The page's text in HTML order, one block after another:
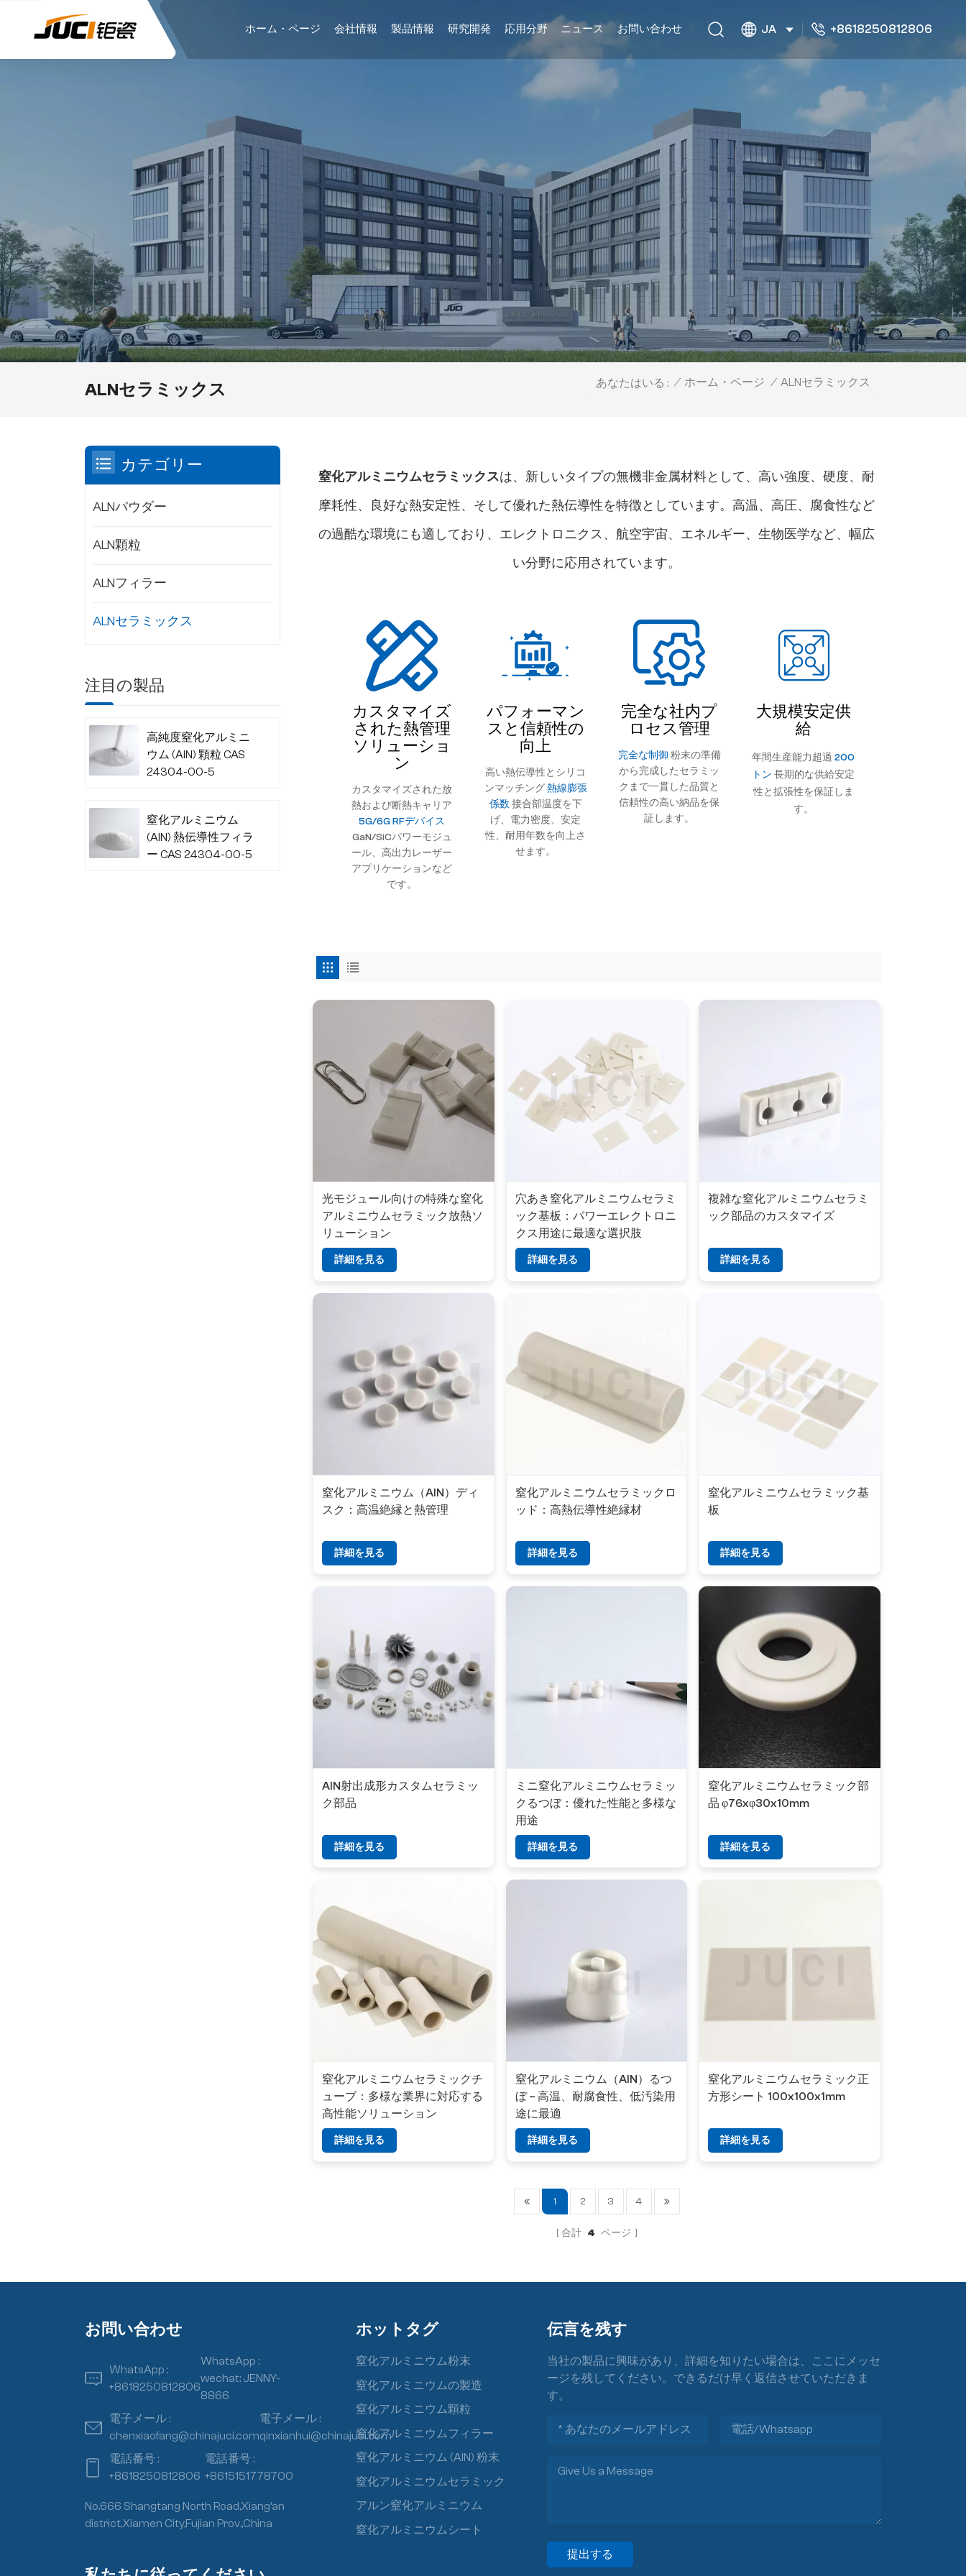
ホーム・ページ 会社情報 製品情報 研究開発 応用分野 ニュース お問い合わせ JA +8618250812806
ALNセラミックス あなたはいる : / ホーム・ページ / ALNセラミックス
窒化アルミニウムセラミックスは、新しいタイプの無機非金属材料として、高い強度、硬度、耐
摩耗性、良好な熱安定性、そして優れた熱伝導性を特徴としています。高温、高圧、腐食性など
の過酷な環境にも適しており、エレクトロニクス、航空宇宙、エネルギー、生物医学など、幅広
い分野に応用されています。
カスタマイズ
された熱管理
ソリューショ
ン
カスタマイズされた放
熱および断熱キャリア
5G/6G RFデバイス
GaN/SiCパワーモジュ
ール、高出力レーザー
アプリケーションなど
です。
パフォーマン
スと信頼性の
向上
高い熱伝導性とシリコ
ンマッチング熱線膨張
係数 接合部温度を下
げ、電力密度、安定
性、耐用年数を向上さ
せます。
完全な社内プ
ロセス管理
完全な制御 粉末の準備
から完成したセラミッ
クまで一貫した品質と
信頼性の高い納品を保
証します。
大規模安定供
給
年間生産能力超過200
トン 長期的な供給安定
性と拡張性を保証しま
す。
光モジュール向けの特殊な窒化
アルミニウムセラミック放熱ソ
リューション
詳細を見る
穴あき窒化アルミニウムセラミ
ック基板：パワーエレクトロニ
クス用途に最適な選択肢
詳細を見る
複雑な窒化アルミニウムセラミ
ック部品のカスタマイズ
詳細を見る
窒化アルミニウム（AlN）ディ
スク：高温絶縁と熱管理
詳細を見る
窒化アルミニウムセラミックロ
ッド：高熱伝導性絶縁材
詳細を見る
窒化アルミニウムセラミック基
板
詳細を見る
AlN射出成形カスタムセラミッ
ク部品
詳細を見る
ミニ窒化アルミニウムセラミッ
クるつぼ：優れた性能と多様な
用途
詳細を見る
窒化アルミニウムセラミック部
品 φ76xφ30x10mm
詳細を見る
窒化アルミニウムセラミックチ
ューブ：多様な業界に対応する
高性能ソリューション
詳細を見る
窒化アルミニウム（AlN）るつ
ぼ – 高温、耐腐食性、低汚染用
途に最適
詳細を見る
窒化アルミニウムセラミック正
方形シート 100x100x1mm
詳細を見る
1 2 3 4
合計 4 ページ
カテゴリー
ALNパウダー
ALN顆粒
ALNフィラー
ALNセラミックス
注目の製品
高純度窒化アルミニ
ウム (AlN) 顆粒 CAS
24304-00-5
窒化アルミニウム
(AlN) 熱伝導性フィラ
ー CAS 24304-00-5
お問い合わせ
WhatsApp :
+8618250812806
WhatsApp :
wechat: JENNY-
8866
電子メール :
chenxiaofang@chinajuci.com
電子メール :
qinxianhui@chinajuci.com
電話番号 :
+8618250812806
電話番号 :
+8615151778700
No.666 Shangtang North Road,Xiang’an
district,Xiamen City,Fujian Prov.,China
ホットタグ
窒化アルミニウム粉末
窒化アルミニウムの製造
窒化アルミニウム顆粒
窒化アルミニウムフィラー
窒化アルミニウム (AlN) 粉末
窒化アルミニウムセラミック
アルン窒化アルミニウム
窒化アルミニウムシート
伝言を残す
当社の製品に興味があり、詳細を知りたい場合は、ここにメッセ
ージを残してください。できるだけ早く返信させていただきま
す。
提出する